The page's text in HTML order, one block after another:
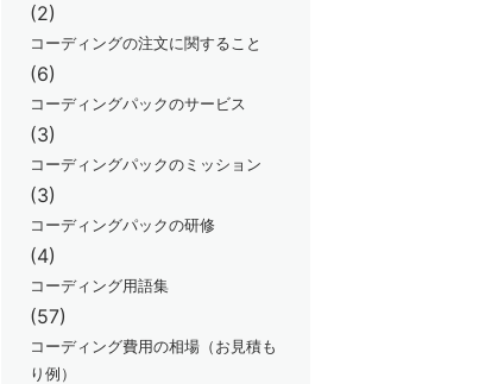
(2)
コーディングの注文に関すること
(6)
コーディングパックのサービス
(3)
コーディングパックのミッション
(3)
コーディングパックの研修
(4)
コーディング用語集
(57)
コーディング費用の相場（お見積も
り例）